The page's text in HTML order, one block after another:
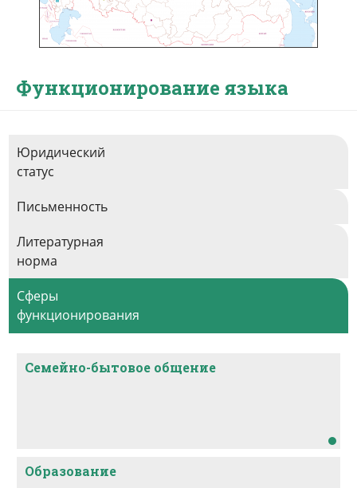
Функционирование языка
Юридический
статус
Письменность
Литературная
норма
Сферы
функционирования
Семейно-бытовое общение
Образование